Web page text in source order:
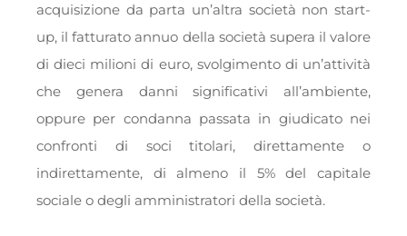
acquisizione da parta un’altra società non start-
up, il fatturato annuo della società supera il valore
di dieci milioni di euro, svolgimento di un’attività
che genera danni significativi all’ambiente,
oppure per condanna passata in giudicato nei
confronti di soci titolari, direttamente o
indirettamente, di almeno il 5% del capitale
sociale o degli amministratori della società.